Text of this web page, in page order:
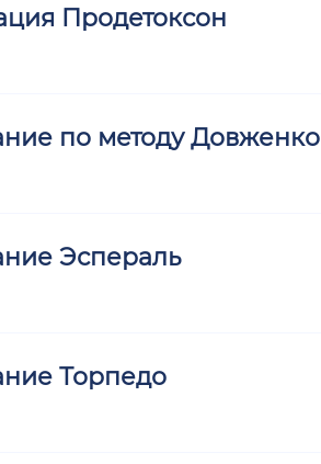
Продетоксон
по методу Довженко
Эспераль
Торпедо